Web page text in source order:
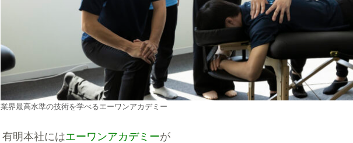
業界最高水準の技術を学べるエーワンアカデミー
有明本社にはエーワンアカデミーが